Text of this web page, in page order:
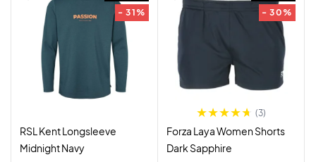
- 31%
RSL Kent Longsleeve
Midnight Navy
- 30%
(3)
Forza Laya Women Shorts
Dark Sapphire